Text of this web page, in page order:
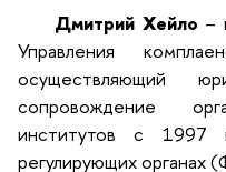
Дмитрий Хейло –
Управления
осуществляющий
сопровождение
институтов с
регулирующих органах